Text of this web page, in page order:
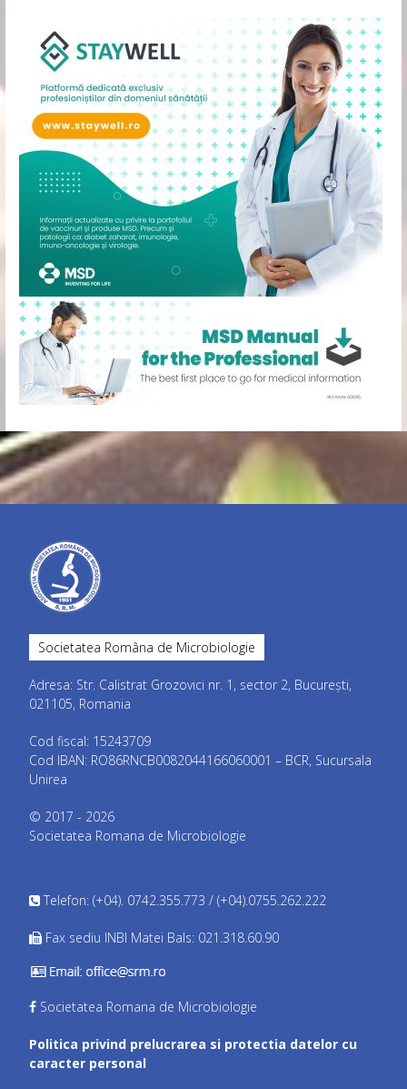
Societatea Româna de Microbiologie
Adresa: Str. Calistrat Grozovici nr. 1, sector 2, București,
021105, Romania
Cod fiscal: 15243709
Cod IBAN: RO86RNCB0082044166060001 – BCR, Sucursala
Unirea
© 2017 - 2026
Societatea Romana de Microbiologie
Telefon: (+04). 0742.355.773 / (+04).0755.262.222
Fax sediu INBI Matei Bals: 021.318.60.90
Societatea Romana de Microbiologie
Politica privind prelucrarea si protectia datelor cu
caracter personal